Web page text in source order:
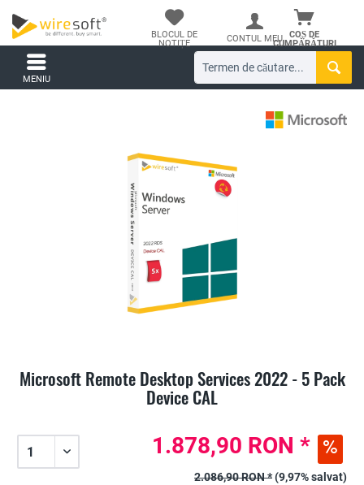
COȘ DE
CUMPĂRĂTURI
BLOCUL DE
NOTIȚE
CONTUL MEU
MENIU
Microsoft Remote Desktop Services 2022 - 5 Pack
Device CAL
1.878,90 RON *
2.086,90 RON *(9,97% salvat)